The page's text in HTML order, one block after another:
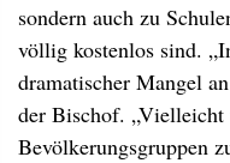
sondern auch zu
völlig kostenlos sind.
dramatischer Mangel
der Bischof. „Vielleicht
Bevölkerungsgruppen